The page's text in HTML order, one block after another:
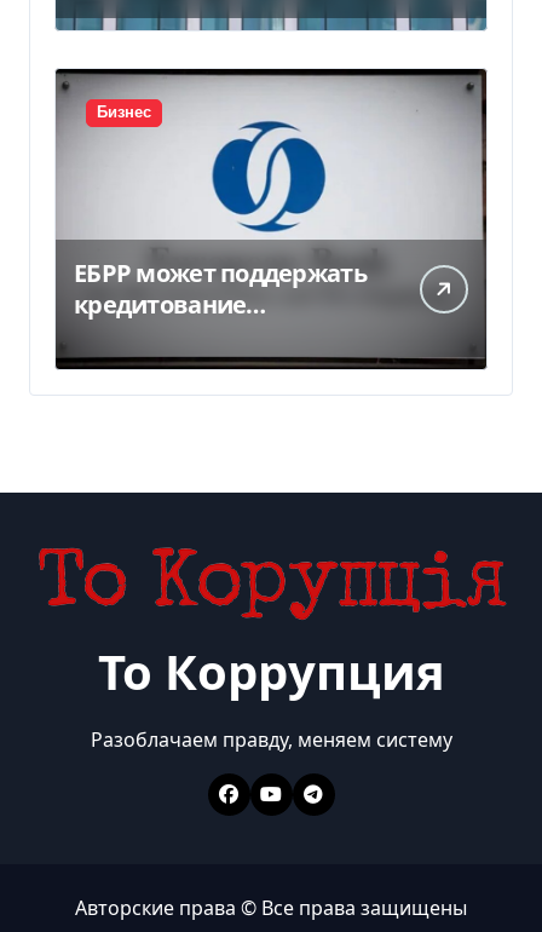
миллиарда
Бизнес
ЕБРР может поддержать
кредитование
300 млн евро — Delo.ua
То Коррупция
Разоблачаем правду, меняем систему
Авторские права © Все права защищены